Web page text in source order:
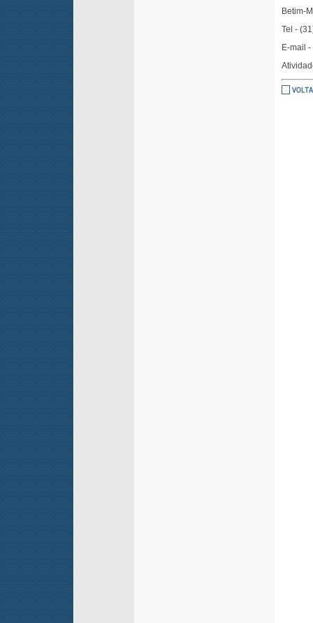
Betim-
Tel -
E-mail -